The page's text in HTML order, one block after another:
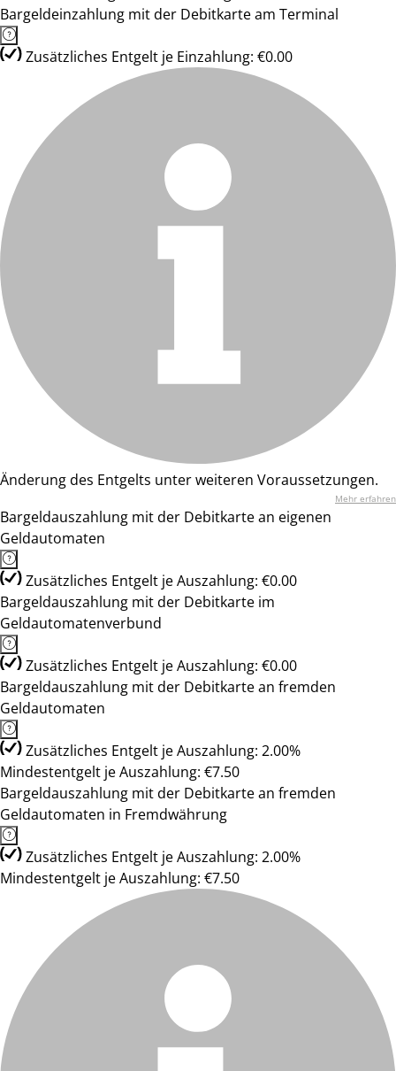
Bargeldeinzahlung mit der Debitkarte am Terminal
Zusätzliches Entgelt je Einzahlung: €0.00
Änderung des Entgelts unter weiteren Voraussetzungen.
Mehr erfahren
Bargeldauszahlung mit der Debitkarte an eigenen
Geldautomaten
Zusätzliches Entgelt je Auszahlung: €0.00
Bargeldauszahlung mit der Debitkarte im
Geldautomatenverbund
Zusätzliches Entgelt je Auszahlung: €0.00
Bargeldauszahlung mit der Debitkarte an fremden
Geldautomaten
Zusätzliches Entgelt je Auszahlung: 2.00%
Mindestentgelt je Auszahlung: €7.50
Bargeldauszahlung mit der Debitkarte an fremden
Geldautomaten in Fremdwährung
Zusätzliches Entgelt je Auszahlung: 2.00%
Mindestentgelt je Auszahlung: €7.50